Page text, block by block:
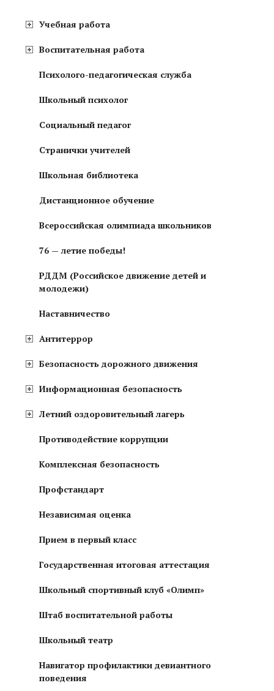
Учебная работа
Воспитательная работа
Психолого-педагогическая служба
Школьный психолог
Социальный педагог
Странички учителей
Школьная библиотека
Дистанционное обучение
Всероссийская олимпиада школьников
76 — летие победы!
РДДМ (Российское движение детей и
молодежи)
Наставничество
Антитеррор
Безопасность дорожного движения
Информационная безопасность
Летний оздоровительный лагерь
Противодействие коррупции
Комплексная безопасность
Профстандарт
Независимая оценка
Прием в первый класс
Государственная итоговая аттестация
Школьный спортивный клуб «Олимп»
Штаб воспитательной работы
Школьный театр
Навигатор профилактики девиантного
поведения